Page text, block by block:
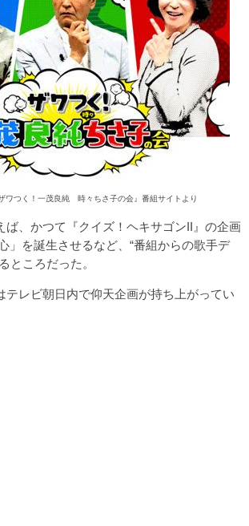
ワつく！一茂良純 時々ちさ子の会』番組サイトより
、かつて『クイズ！ヘキサゴンII』の企画
」を誕生させるなど、“番組からの歌手デ
ところだった。
レビ朝日内で仰天企画が持ち上がってい